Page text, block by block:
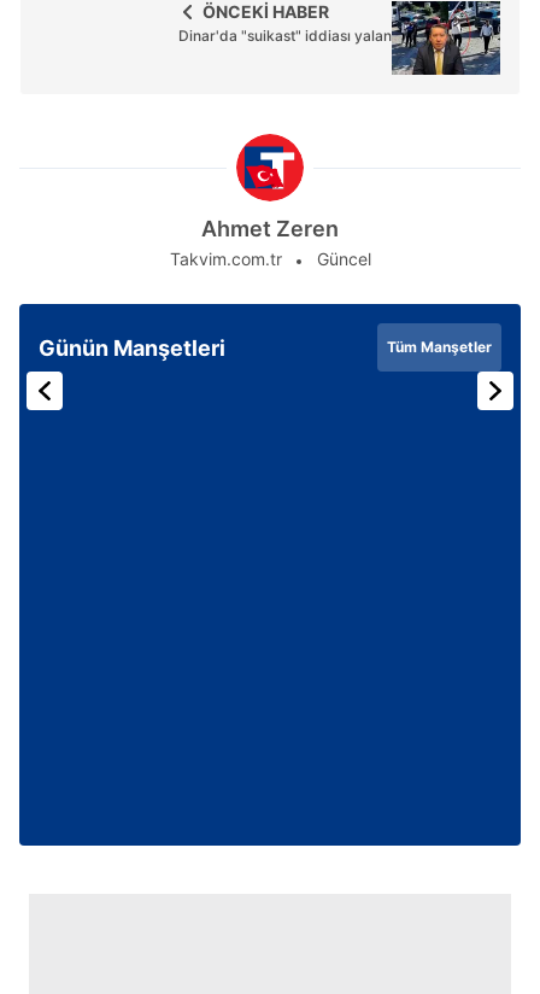
ÖNCEKİ HABER
Dinar'da "suikast" iddiası yalan
Ahmet Zeren
Takvim.com.tr Güncel
Günün Manşetleri Tüm Manşetler